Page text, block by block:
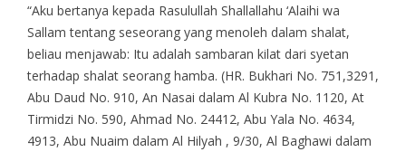
“Aku bertanya kepada Rasulullah Shallallahu ‘Alaihi wa
Sallam tentang seseorang yang menoleh dalam shalat,
beliau menjawab: Itu adalah sambaran kilat dari syetan
terhadap shalat seorang hamba. (HR. Bukhari No. 751,3291,
Abu Daud No. 910, An Nasai dalam Al Kubra No. 1120, At
Tirmidzi No. 590, Ahmad No. 24412, Abu Yala No. 4634,
4913, Abu Nuaim dalam Al Hilyah , 9/30, Al Baghawi dalam